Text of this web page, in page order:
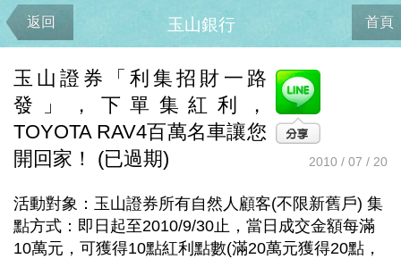
返回 首頁
玉山銀行
玉山證券「利集招財一路
發」，下單集紅利，
TOYOTA RAV4百萬名車讓您
開回家！ (已過期)
2010 / 07 / 20
活動對象：玉山證券所有自然人顧客(不限新舊戶) 集
點方式：即日起至2010/9/30止，當日成交金額每滿
10萬元，可獲得10點紅利點數(滿20萬元獲得20點，